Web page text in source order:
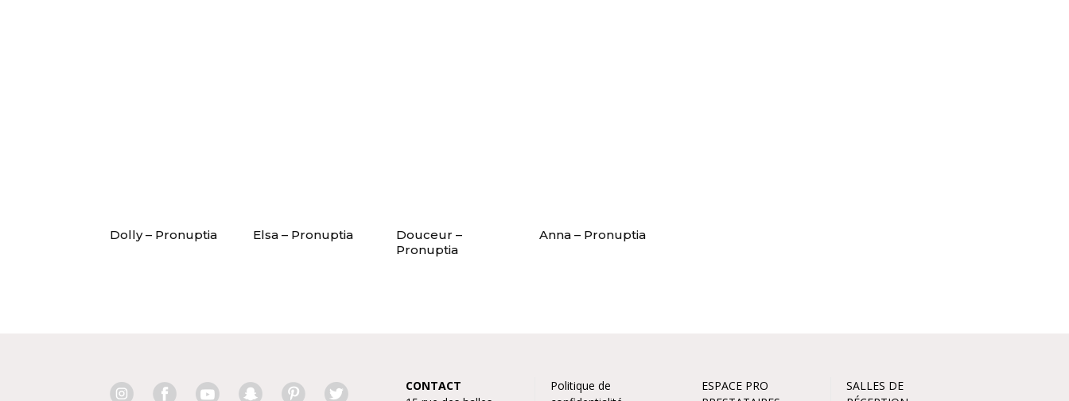
Dolly – Pronuptia Elsa – Pronuptia
Douceur –
Pronuptia
Anna – Pronuptia
CONTACT
Politique de
ESPACE PRO
SALLES DE